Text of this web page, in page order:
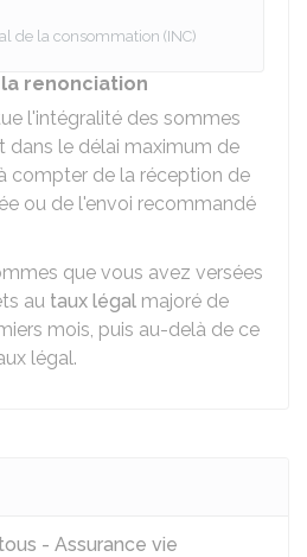
de la consommation (INC)
renonciation
l'intégralité des sommes
dans le délai maximum de
compter de la réception de
ou de l'envoi recommandé
que vous avez versées
au taux légal majoré de
mois, puis au-delà de ce
légal.
- Assurance vie